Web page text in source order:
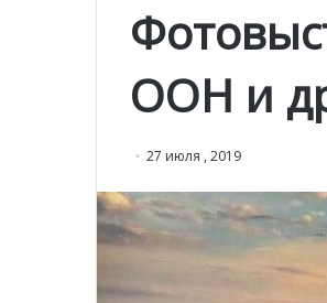
ООН и
27 июля , 2019